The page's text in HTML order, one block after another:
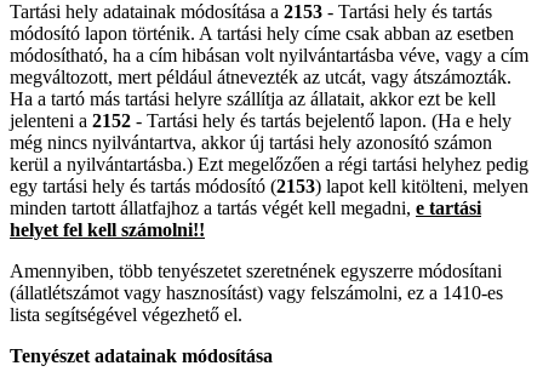
Tartási hely adatainak módosítása a 2153 - Tartási hely és tartás
módosító lapon történik. A tartási hely címe csak abban az esetben
módosítható, ha a cím hibásan volt nyilvántartásba véve, vagy a cím
megváltozott, mert például átnevezték az utcát, vagy átszámozták.
Ha a tartó más tartási helyre szállítja az állatait, akkor ezt be kell
jelenteni a 2152 - Tartási hely és tartás bejelentő lapon. (Ha e hely
még nincs nyilvántartva, akkor új tartási hely azonosító számon
kerül a nyilvántartásba.) Ezt megelőzően a régi tartási helyhez pedig
egy tartási hely és tartás módosító (2153) lapot kell kitölteni, melyen
minden tartott állatfajhoz a tartás végét kell megadni, e tartási
helyet fel kell számolni!!
Amennyiben, több tenyészetet szeretnének egyszerre módosítani
(állatlétszámot vagy hasznosítást) vagy felszámolni, ez a 1410-es
lista segítségével végezhető el.
Tenyészet adatainak módosítása